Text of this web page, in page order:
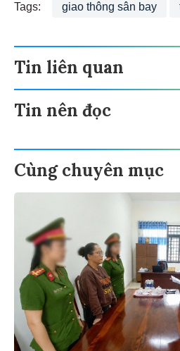
Tags: giao thông sân bay
Tin liên quan
Tin nên đọc
Cùng chuyên mục